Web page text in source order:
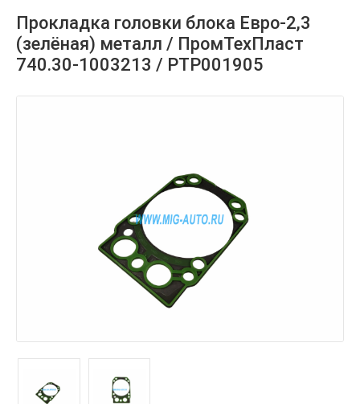
Прокладка головки блока Евро-2,3
(зелёная) металл / ПромТехПласт
740.30-1003213 / РТР001905